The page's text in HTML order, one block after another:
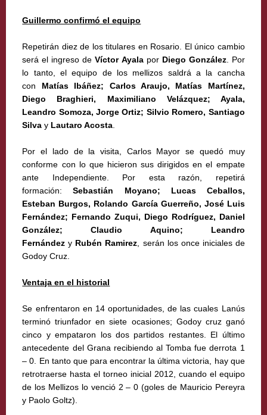
Guillermo confirmó el equipo
Repetirán diez de los titulares en Rosario. El único cambio
será el ingreso deVíctor Ayalapor Diego González. Por
lo tanto, el equipo de los mellizos saldrá a la cancha
con Matías Ibáñez; Carlos Araujo, Matías Martínez,
Diego Braghieri, Maximiliano Velázquez; Ayala,
Leandro Somoza, Jorge Ortiz; Silvio Romero, Santiago
Silvay Lautaro Acosta.
Por el lado de la visita, Carlos Mayor se quedó muy
conforme con lo que hicieron sus dirigidos en el empate
ante Independiente. Por esta razón, repetirá
formación:Sebastián Moyano; Lucas Ceballos,
Esteban Burgos, Rolando García Guerreño, José Luis
Fernández; Fernando Zuqui, Diego Rodríguez, Daniel
González; Claudio Aquino; Leandro
Fernándezy Rubén Ramirez, serán los once iniciales de
Godoy Cruz.
Ventaja en el historial
Se enfrentaron en 14 oportunidades, de las cuales Lanús
terminó triunfador en siete ocasiones; Godoy cruz ganó
cinco y empataron los dos partidos restantes. El último
antecedente del Grana recibiendo al Tomba fue derrota 1
– 0. En tanto que para encontrar la última victoria, hay que
retrotraerse hasta el torneo inicial 2012, cuando el equipo
de los Mellizos lo venció 2 – 0 (goles de Mauricio Pereyra
y Paolo Goltz).